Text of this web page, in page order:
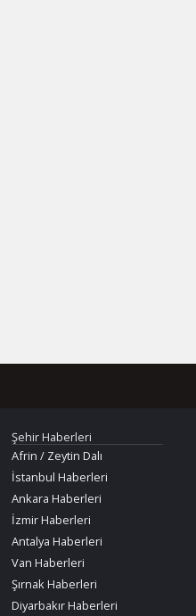
Şehir Haberleri
Afrin / Zeytin Dalı
İstanbul Haberleri
Ankara Haberleri
İzmir Haberleri
Antalya Haberleri
Van Haberleri
Şırnak Haberleri
Diyarbakır Haberleri